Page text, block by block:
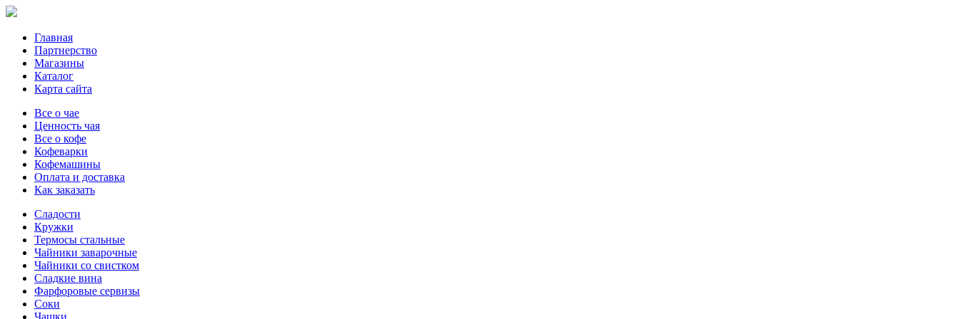
Главная
Партнерство
Магазины
Каталог
Карта сайта
Все о чае
Ценность чая
Все о кофе
Кофеварки
Кофемашины
Оплата и доставка
Как заказать
Сладости
Кружки
Термосы стальные
Чайники заварочные
Чайники со свистком
Сладкие вина
Фарфоровые сервизы
Соки
Чашки